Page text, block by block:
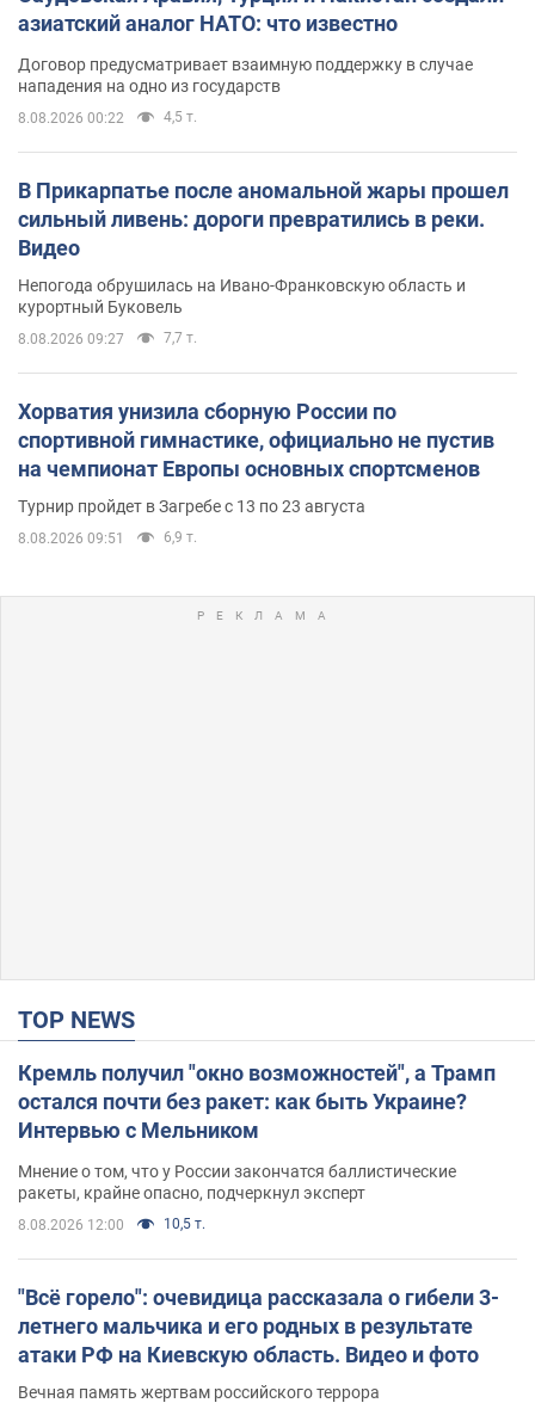
азиатский аналог НАТО: что известно
Договор предусматривает взаимную поддержку в случае
нападения на одно из государств
8.08.2026 00:22 4,5 т.
В Прикарпатье после аномальной жары прошел
сильный ливень: дороги превратились в реки.
Видео
Непогода обрушилась на Ивано-Франковскую область и
курортный Буковель
8.08.2026 09:27 7,7 т.
Хорватия унизила сборную России по
спортивной гимнастике, официально не пустив
на чемпионат Европы основных спортсменов
Турнир пройдет в Загребе с 13 по 23 августа
8.08.2026 09:51 6,9 т.
TOP NEWS
Кремль получил "окно возможностей", а Трамп
остался почти без ракет: как быть Украине?
Интервью с Мельником
Мнение о том, что у России закончатся баллистические
ракеты, крайне опасно, подчеркнул эксперт
8.08.2026 12:00 10,5 т.
"Всё горело": очевидица рассказала о гибели 3-
летнего мальчика и его родных в результате
атаки РФ на Киевскую область. Видео и фото
Вечная память жертвам российского террора